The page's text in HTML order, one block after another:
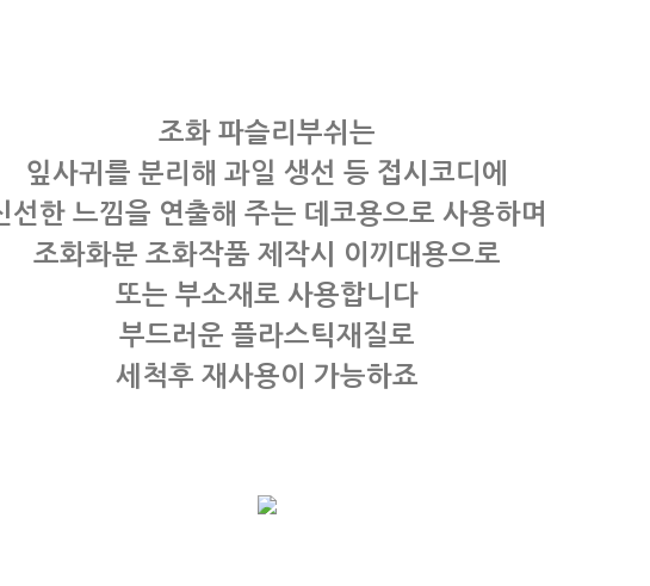
조화 파슬리부쉬는
잎사귀를 분리해 과일 생선 등 접시코디에
선한 느낌을 연출해 주는 데코용으로 사용하며
조화화분 조화작품 제작시 이끼대용으로
또는 부소재로 사용합니다
부드러운 플라스틱재질로
세척후 재사용이 가능하죠